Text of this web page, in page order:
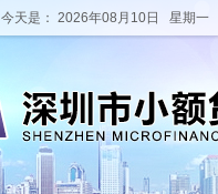
今天是： 2026年08月10日 星期一